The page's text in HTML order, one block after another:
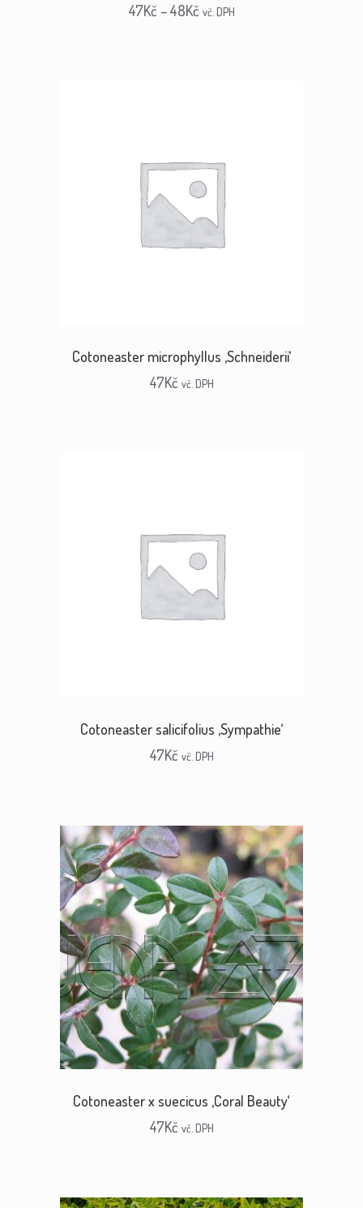
47Kč –48Kč vč. DPH
Cotoneaster microphyllus ‚Schneiderii‘
47Kč vč. DPH
Cotoneaster salicifolius ‚Sympathie‘
47Kč vč. DPH
Cotoneaster x suecicus ‚Coral Beauty‘
47Kč vč. DPH